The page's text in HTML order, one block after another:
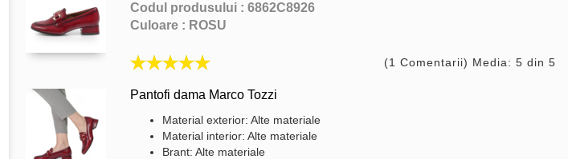
Codul produsului : 6862C8926
Culoare : ROSU
(1 Comentarii) Media: 5 din 5
Pantofi dama Marco Tozzi
Material exterior: Alte materiale
Material interior: Alte materiale
Brant: Alte materiale